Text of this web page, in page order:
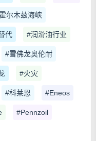
尔木兹海峡
代 #润滑油行业
#雪佛龙奥伦耐
#火灾
#科莱恩 #Eneos
#Pennzoil